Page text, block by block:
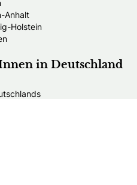
Anhalt
Holstein
in Deutschland